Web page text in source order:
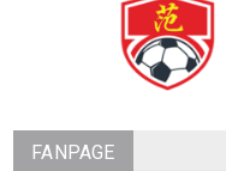
FANPAGE